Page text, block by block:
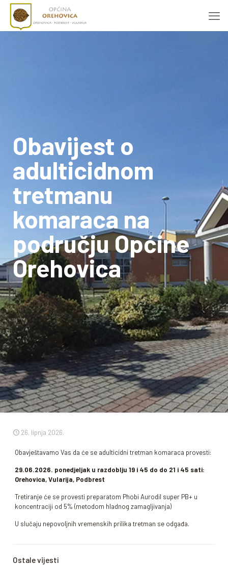
Obavijest o
adulticidnom
tretmanu
komaraca na
području Općine
Orehovica
26. lipnja 2026.
Obavještavamo Vas da će se adulticidni tretman komaraca provesti:
29.06.2026. ponedjeljak u razdoblju 19 i 45 do do 21 i 45 sati:
Orehovica, Vularija, Podbrest
Tretiranje će se provesti preparatom Phobi Aurodil super PB+ u
koncentraciji od 5% (metodom hladnog zamagljivanja)
U slučaju nepovoljnih vremenskih prilika tretman se odgađa.
Ostale vijesti